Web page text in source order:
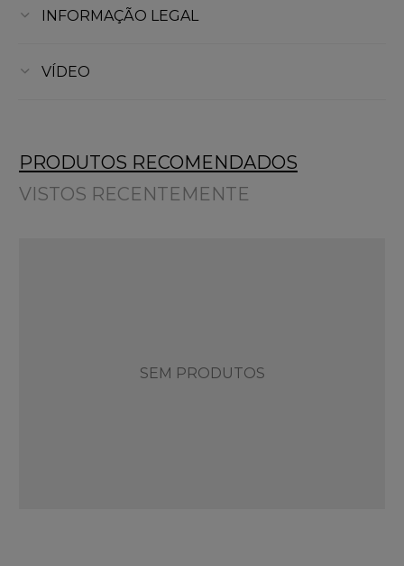
INFORMAÇÃO LEGAL
VÍDEO
PRODUTOS RECOMENDADOS
VISTOS RECENTEMENTE
SEM PRODUTOS